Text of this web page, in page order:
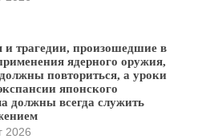
и трагедии, произошедшие в
ядерного оружия,
повториться, а уроки
японского
должны всегда служить
2026